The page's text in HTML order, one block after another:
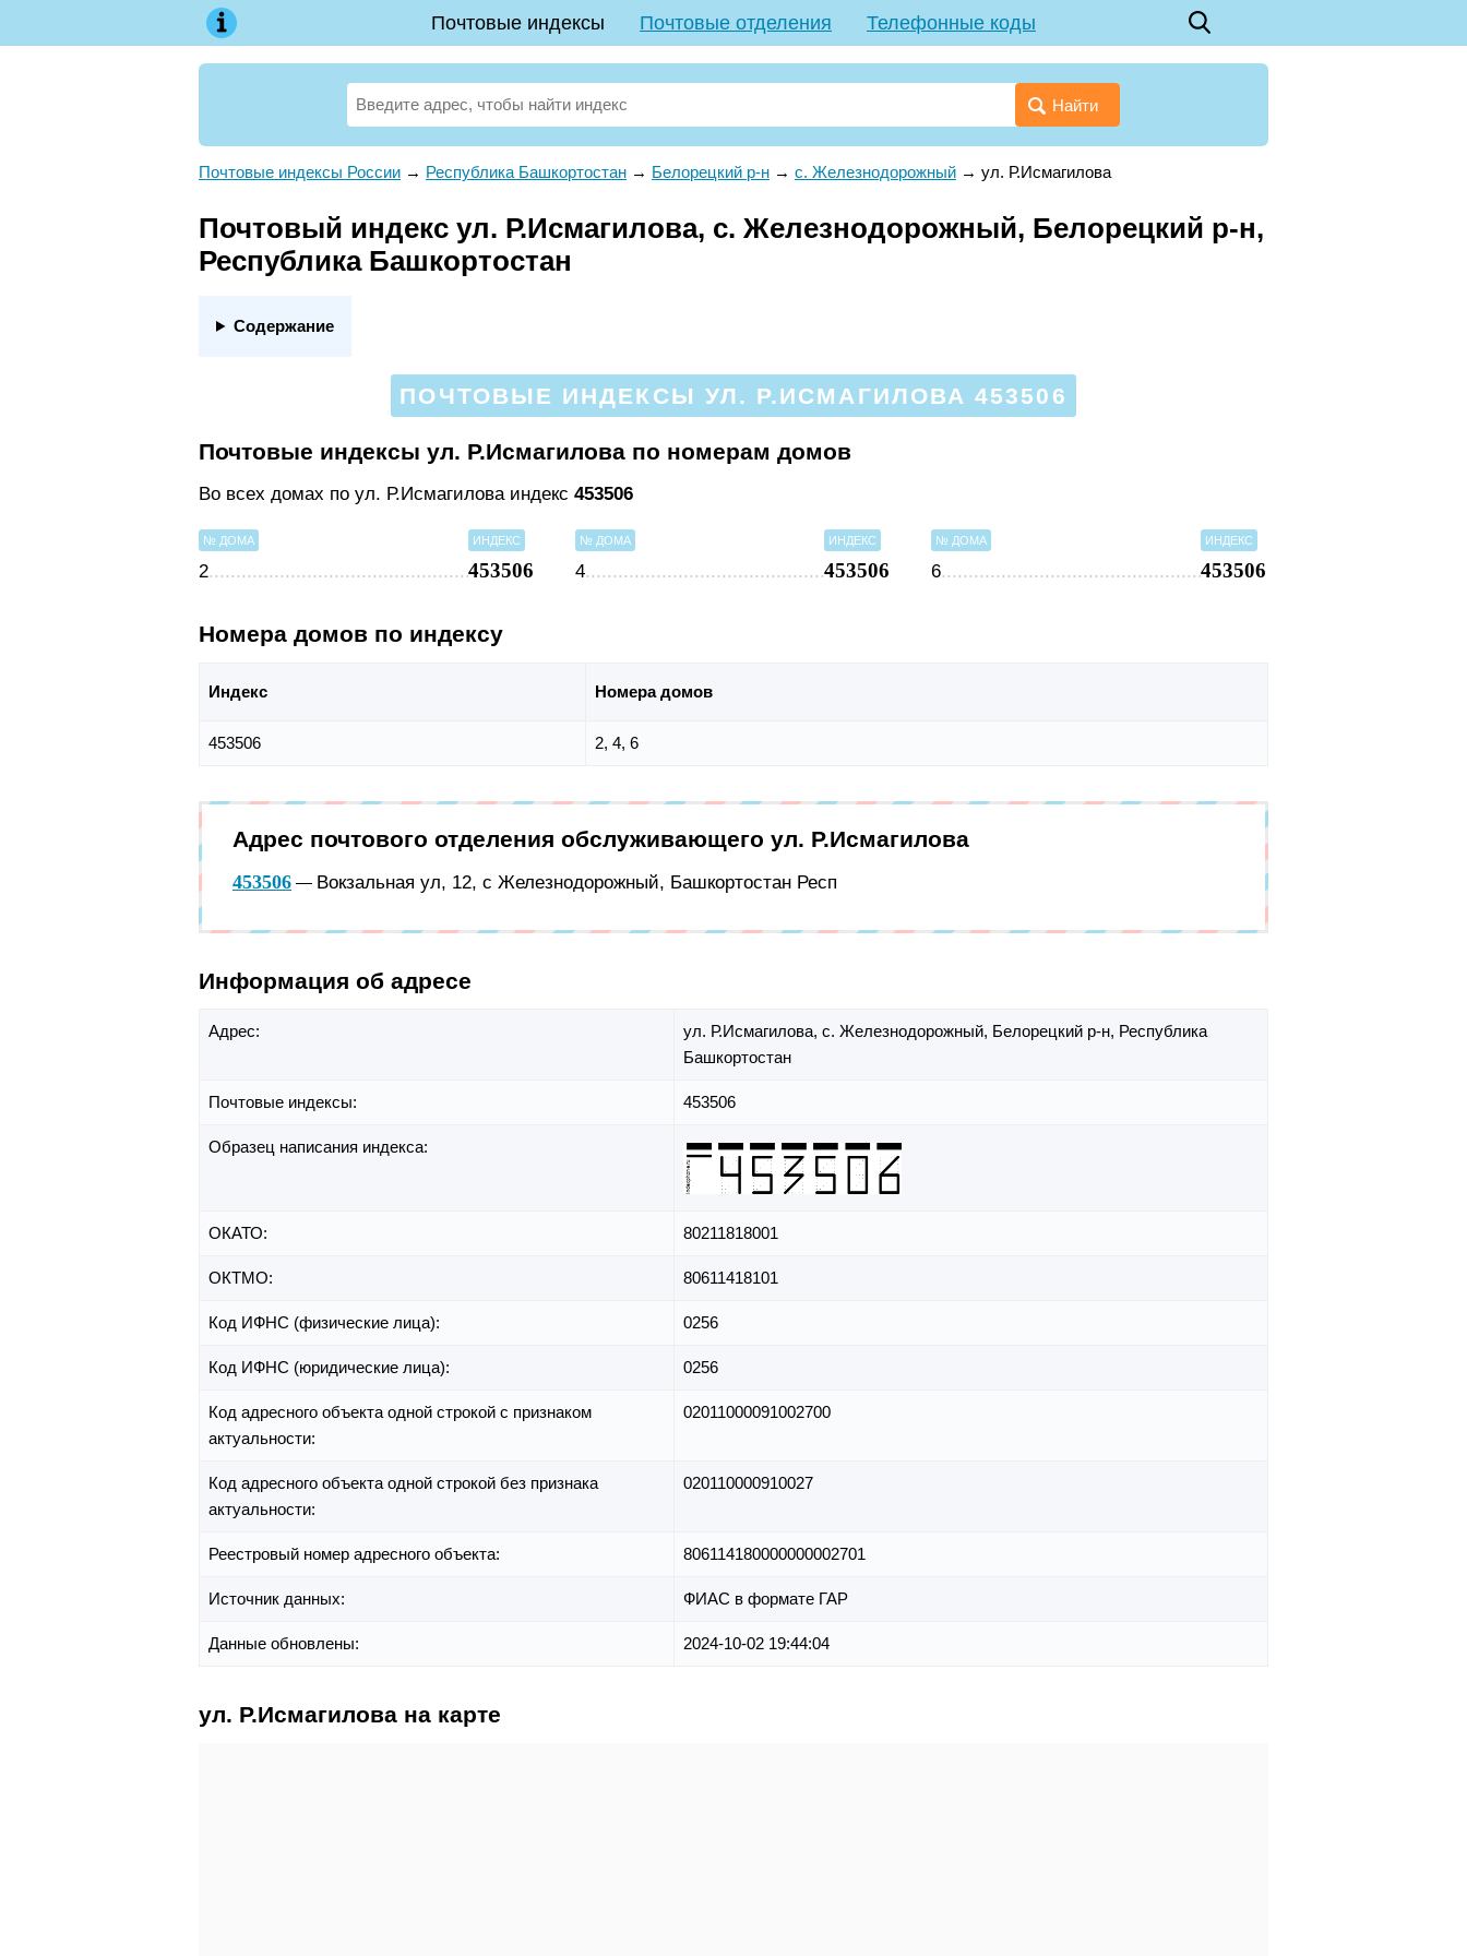
Почтовые индексы Почтовые отделения Телефонные коды
Найти
Почтовые индексы России → Республика Башкортостан → Белорецкий р-н → с. Железнодорожный → ул. Р.Исмагилова
Почтовый индекс ул. Р.Исмагилова, с. Железнодорожный, Белорецкий р-н,
Республика Башкортостан
Содержание
ПОЧТОВЫЕ ИНДЕКСЫ УЛ. Р.ИСМАГИЛОВА 453506
Почтовые индексы ул. Р.Исмагилова по номерам домов
Во всех домах по ул. Р.Исмагилова индекс 453506
№ ДОМА ИНДЕКС
2 453506
№ ДОМА ИНДЕКС
4 453506
№ ДОМА ИНДЕКС
6 453506
Номера домов по индексу
Индекс Номера домов
453506 2, 4, 6
Адрес почтового отделения обслуживающего ул. Р.Исмагилова
453506 — Вокзальная ул, 12, с Железнодорожный, Башкортостан Респ
Информация об адресе
Адрес: ул. Р.Исмагилова, с. Железнодорожный, Белорецкий р-н, Республика
Башкортостан
Почтовые индексы: 453506
Образец написания индекса:
ОКАТО: 80211818001
ОКТМО: 80611418101
Код ИФНС (физические лица): 0256
Код ИФНС (юридические лица): 0256
Код адресного объекта одной строкой с признаком
актуальности:
02011000091002700
Код адресного объекта одной строкой без признака
актуальности:
020110000910027
Реестровый номер адресного объекта: 806114180000000002701
Источник данных: ФИАС в формате ГАР
Данные обновлены: 2024-10-02 19:44:04
ул. Р.Исмагилова на карте